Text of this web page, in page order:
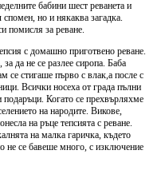
бабини шест реванета и
но и някаква загадка.
помисля за реване.
с домашно приготвено реване.
да не се разлее сиропа. Баба
се стигаше първо с влак,а после с
Всички носеха от града пълни
Когато се прехвърляхме
на народите. Викове,
на ръце тепсията с реване.
на малка гаричка, където
не се бавеше много, с изключение